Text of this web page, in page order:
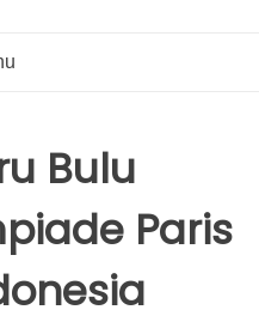
Bulu
Paris